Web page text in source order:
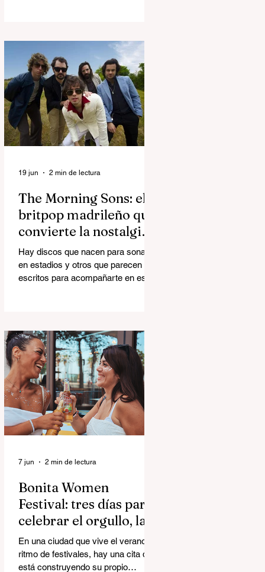
escenario de ÆDEN, la nueva
superproducción audiovisual del
creador italiano-estadounidense
Matteo Milleri, que aterriza en
Ciudad del Rock (Arganda del Rey)
con una única fecha en la capital
bajo el sello de Brunch Electronik.
The Morning Sons: el
britpop madrileño que
convierte la nostalgia
en algo luminoso
Hay discos que nacen para sonar
en estadios y otros que parecen
escritos para acompañarte en esos
Morning Sons, pertenece a una rara
categoría capaz de hacer ambas
cosas al mismo tiempo.
19 jun 2 min de lectura
Bonita Women
Festival: tres días para
celebrar el orgullo, la
música y la comunidad
En una ciudad que vive el verano a
ritmo de festivales, hay una cita que
está construyendo su propio
7 jun 2 min de lectura